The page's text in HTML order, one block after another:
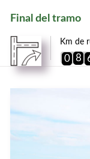
Final del tramo
Km de
0 8